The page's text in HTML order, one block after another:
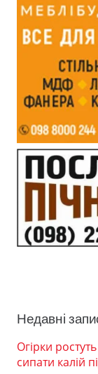
Недавні
Огірки
сипати калій